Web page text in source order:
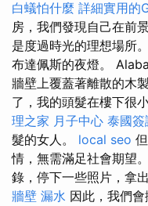
白蟻怕什麼 詳細實用的
房，我們發現自己在前
是度過時光的理想場所
布達佩斯的夜燈。
牆壁上覆蓋著離散的木
了，我的頭髮在樓下很
理之家 月子中心 泰國簽
髮的女人。 local seo
情，無需滿足社會期望。
錄，停下一些照片，拿
牆壁 漏水 因此，我們